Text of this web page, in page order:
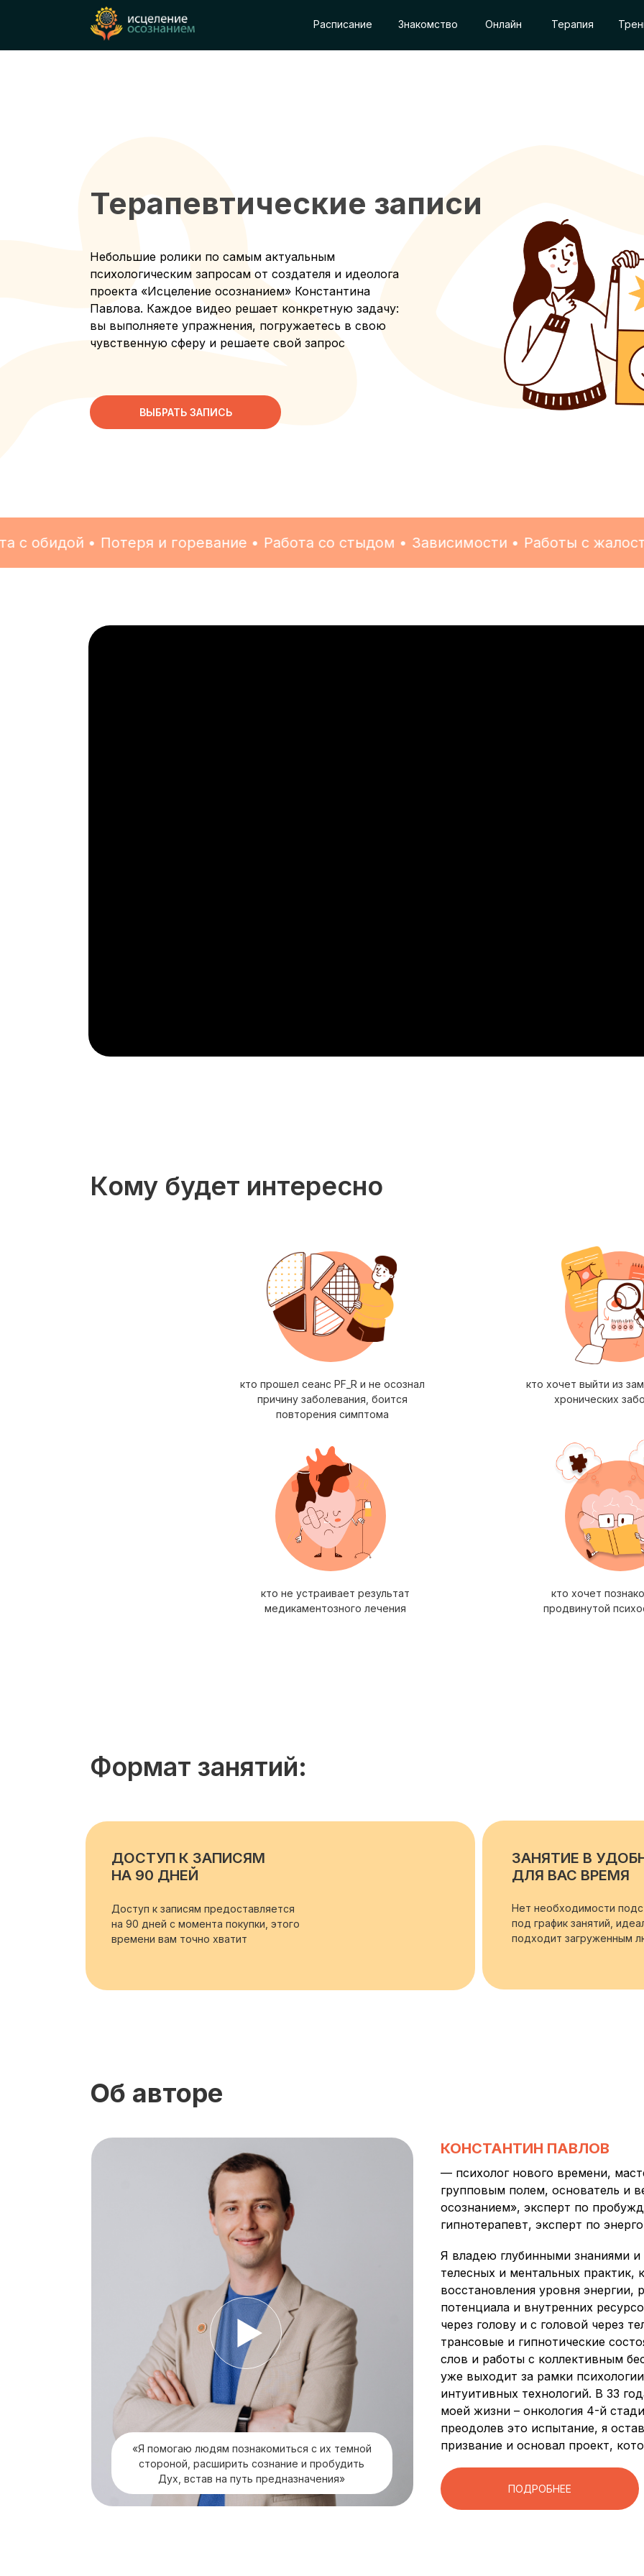
Расписание Знакомство Терапия
Онлайн
Терапевтические записи
Небольшие ролики по самым актуальным
психологическим запросам от создателя и идеолога
проекта «Исцеление осознанием» Константина
Павлова. Каждое видео решает конкретную задачу:
вы выполняете упражнения, погружаетесь в свою
чувственную сферу и решаете свой запрос
ВЫБРАТЬ ЗАПИСЬ
• Потеря и горевание • Работа со стыдом • Зависимости • Работы с жалостью
Кому будет интересно
кто не устраивает результат
медикаментозного лечения
кто хочет
продвинутой
кто прошел сеанс PF_R и не осознал
причину заболевания, боится
повторения симптома
кто хочет выйти из
хронических
Формат занятий:
Нет необходимости
под график занятий,
подходит загруженным
ЗАНЯТИЕ В
ДЛЯ ВАС ВРЕМЯ
Доступ к записям предоставляется
на 90 дней с момента покупки, этого
времени вам точно хватит
ДОСТУП К ЗАПИСЯМ
НА 90 ДНЕЙ
Об авторе
Я владею глубинными знаниями
телесных и ментальных практик,
восстановления уровня энергии,
потенциала и внутренних
через голову и с головой через
трансовые и гипнотические
слов и работы с коллективным
уже выходит за рамки
интуитивных технологий. В 33
моей жизни – онкология 4-й
преодолев это испытание, я
призвание и основал проект,
КОНСТАНТИН ПАВЛОВ
ПОДРОБНЕЕ
«Я помогаю людям познакомиться с их темной
стороной, расширить сознание и пробудить
Дух, встав на путь предназначения»
— психолог нового времени,
групповым полем, основатель и
осознанием», эксперт по
гипнотерапевт, эксперт по